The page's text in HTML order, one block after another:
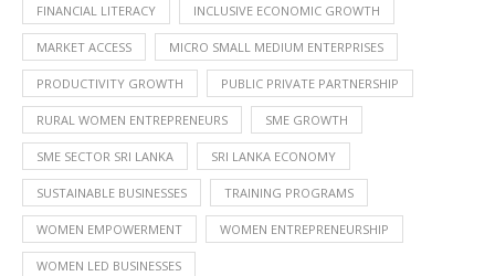
FINANCIAL LITERACY INCLUSIVE ECONOMIC GROWTH
MARKET ACCESS MICRO SMALL MEDIUM ENTERPRISES
PRODUCTIVITY GROWTH PUBLIC PRIVATE PARTNERSHIP
RURAL WOMEN ENTREPRENEURS SME GROWTH
SME SECTOR SRI LANKA SRI LANKA ECONOMY
SUSTAINABLE BUSINESSES TRAINING PROGRAMS
WOMEN EMPOWERMENT WOMEN ENTREPRENEURSHIP
WOMEN LED BUSINESSES